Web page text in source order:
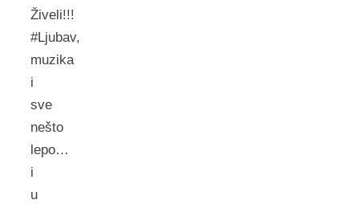
Živeli!!!
#Ljubav,
muzika
i
sve
nešto
lepo…
i
u